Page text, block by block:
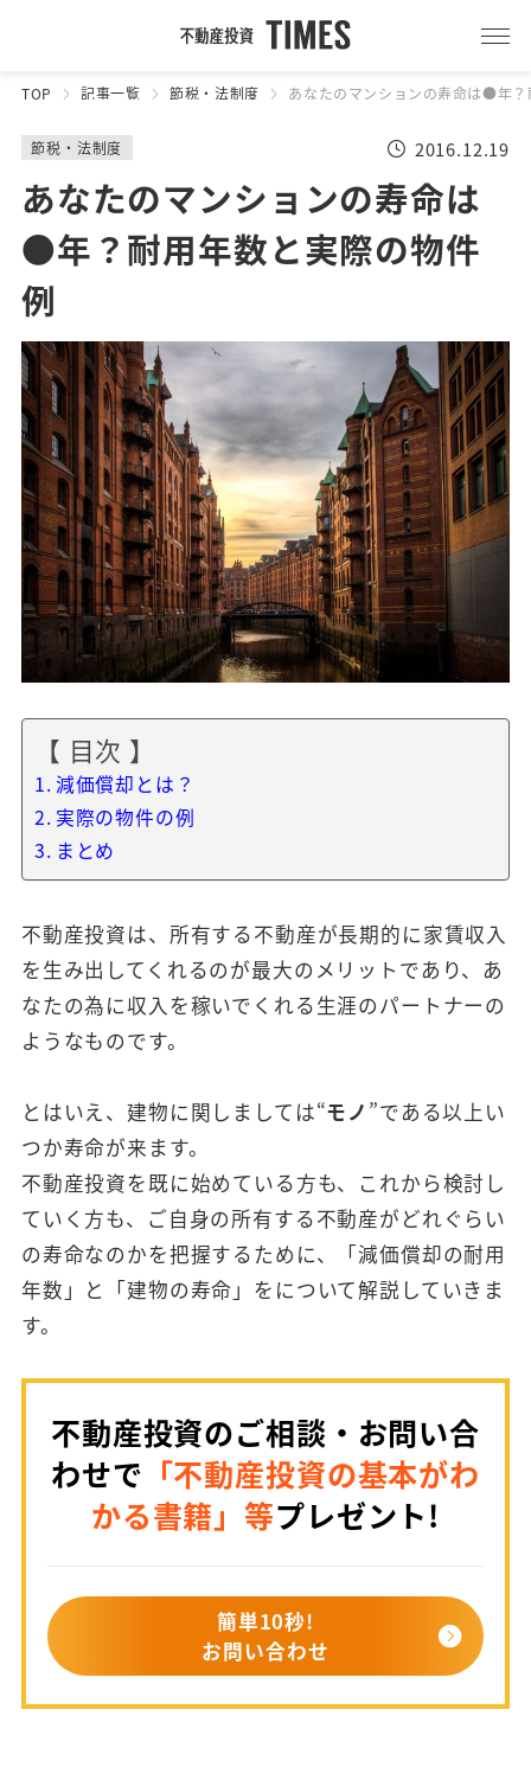
TOP 記事一覧 節税・法制度 あなたのマンションの寿命は●年
節税・法制度 2016.12.19
あなたのマンションの寿命は
●年？耐用年数と実際の物件
例
【 目次 】
減価償却とは？
実際の物件の例
まとめ
不動産投資は、所有する不動産が長期的に家賃収入
を生み出してくれるのが最大のメリットであり、あ
なたの為に収入を稼いでくれる生涯のパートナーの
ようなものです。
とはいえ、建物に関しましては“モノ ”である以上い
つか寿命が来ます。
不動産投資を既に始めている方も、これから検討し
ていく方も、ご自身の所有する不動産がどれぐらい
の寿命なのかを把握するために、「減価償却の耐用
年数」と「建物の寿命」をについて解説していきま
す。
不動産投資のご相談・お問い合
わせで 「不動産投資の基本がわ
かる書籍」等プレゼント!
簡単10秒!
お問い合わせ